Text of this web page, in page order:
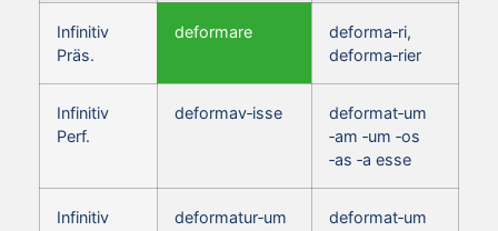
Infinitiv
Präs.
deformare
deforma‑ri,
deforma‑rier
Infinitiv
Perf.
deformav‑isse
deformat‑um
‑am ‑um ‑os
‑as ‑a esse
Infinitiv
deformatur‑um
deformat‑um